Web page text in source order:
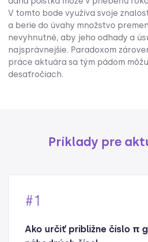
V tomto bode využíva svoje
a berie do úvahy množstvo
nevyhnutné, aby jeho odhady a
najsprávnejšie. Paradoxom
práce aktuára sa tým pádom
desaťročiach.
Príklady pre
#1
Ako určiť približne číslo π